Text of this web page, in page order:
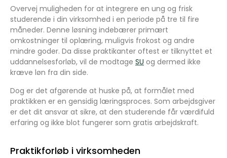
Overvej muligheden for at integrere en ung og frisk
studerende i din virksomhed i en periode på tre til fire
måneder. Denne løsning indebærer primært
omkostninger til oplæring, muligvis frokost og andre
mindre goder. Da disse praktikanter oftest er tilknyttet et
uddannelsesforløb, vil de modtage SU og dermed ikke
kræve løn fra din side.
Dog er det afgørende at huske på, at formålet med
praktikken er en gensidig læringsproces. Som arbejdsgiver
er det dit ansvar at sikre, at den studerende får værdifuld
erfaring og ikke blot fungerer som gratis arbejdskraft.
Praktikforløb i virksomheden